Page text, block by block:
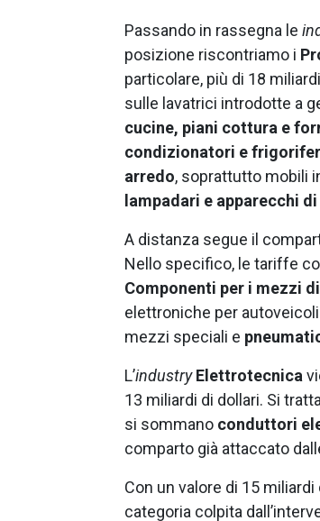
Passando in rassegna le
posizione riscontriamo i
particolare, più di 18
sulle lavatrici introdotte a
cucine, piani cottura e
condizionatori e
arredo, soprattutto mobili
lampadari e apparecchi
A distanza segue il
Nello specifico, le tariffe
Componenti per i mezzi
elettroniche per
mezzi speciali e
L’industry Elettrotecnica
13 miliardi di dollari. Si
si sommano conduttori
comparto già attaccato
Con un valore di 15 miliardi
categoria colpita